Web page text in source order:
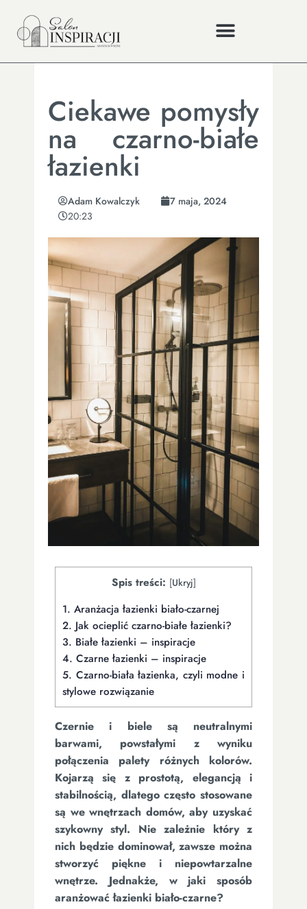
Ciekawe pomysły
na czarno-białe
łazienki
Adam Kowalczyk
7 maja, 2024
20:23
Spis treści: [Ukryj]
1. Aranżacja łazienki biało-czarnej
2. Jak ocieplić czarno-białe łazienki?
3. Białe łazienki – inspiracje
4. Czarne łazienki – inspiracje
5. Czarno-biała łazienka, czyli modne i
stylowe rozwiązanie
Czernie i biele są neutralnymi
barwami, powstałymi z wyniku
połączenia palety różnych kolorów.
Kojarzą się z prostotą, elegancją i
stabilnością, dlatego często stosowane
są we wnętrzach domów, aby uzyskać
szykowny styl. Nie zależnie który z
nich będzie dominował, zawsze można
stworzyć piękne i niepowtarzalne
wnętrze. Jednakże, w jaki sposób
aranżować łazienki biało-czarne?